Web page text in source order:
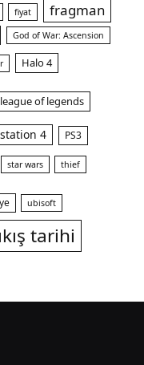
fiyat fragman
God of War: Ascension
Halo 4
league of legends
4 PS3
star wars thief
ubisoft
tarihi